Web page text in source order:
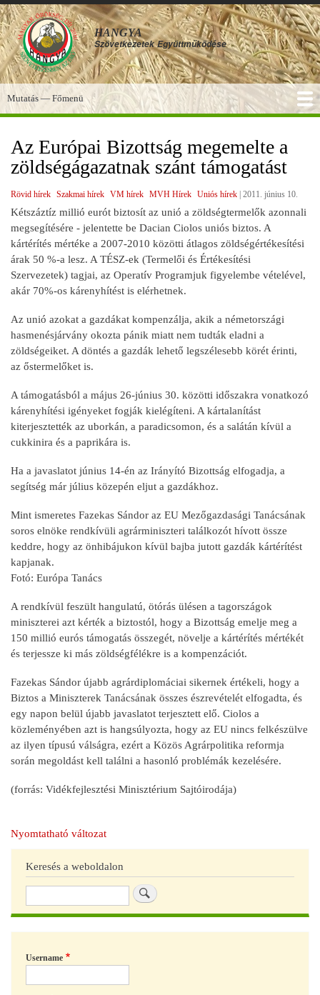
Ugrás
a
tartalomra
HANGYA
Szövetkezetek Együttműködése
Főmenü
Mutatás — Főmenü
Az Európai Bizottság megemelte a
zöldségágazatnak szánt támogatást
Rövid hírek Szakmai hírek VM hírek MVH Hírek Uniós hírek 2011. június 10.
Kétszáztíz millió eurót biztosít az unió a zöldségtermelők azonnali
megsegítésére - jelentette be Dacian Ciolos uniós biztos. A
kártérítés mértéke a 2007-2010 közötti átlagos zöldségértékesítési
árak 50 %-a lesz. A TÉSZ-ek (Termelői és Értékesítési
Szervezetek) tagjai, az Operatív Programjuk figyelembe vételével,
akár 70%-os kárenyhítést is elérhetnek.
Az unió azokat a gazdákat kompenzálja, akik a németországi
hasmenésjárvány okozta pánik miatt nem tudták eladni a
zöldségeiket. A döntés a gazdák lehető legszélesebb körét érinti,
az őstermelőket is.
A támogatásból a május 26-június 30. közötti időszakra vonatkozó
kárenyhítési igényeket fogják kielégíteni. A kártalanítást
kiterjesztették az uborkán, a paradicsomon, és a salátán kívül a
cukkinira és a paprikára is.
Ha a javaslatot június 14-én az Irányító Bizottság elfogadja, a
segítség már július közepén eljut a gazdákhoz.
Mint ismeretes Fazekas Sándor az EU Mezőgazdasági Tanácsának
soros elnöke rendkívüli agrárminiszteri találkozót hívott össze
keddre, hogy az önhibájukon kívül bajba jutott gazdák kártérítést
kapjanak.
Fotó: Európa Tanács
A rendkívül feszült hangulatú, ötórás ülésen a tagországok
miniszterei azt kérték a biztostól, hogy a Bizottság emelje meg a
150 millió eurós támogatás összegét, növelje a kártérítés mértékét
és terjessze ki más zöldségfélékre is a kompenzációt.
Fazekas Sándor újabb agrárdiplomáciai sikernek értékeli, hogy a
Biztos a Miniszterek Tanácsának összes észrevételét elfogadta, és
egy napon belül újabb javaslatot terjesztett elő. Ciolos a
közleményében azt is hangsúlyozta, hogy az EU nincs felkészülve
az ilyen típusú válságra, ezért a Közös Agrárpolitika reformja
során megoldást kell találni a hasonló problémák kezelésére.
(forrás: Vidékfejlesztési Minisztérium Sajtóirodája)
Nyomtatható változat
Keresés a weboldalon
Username